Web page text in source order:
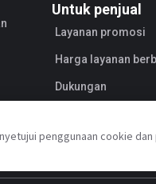
Untuk penjual
Layanan promosi
Harga layanan
Dukungan
penggunaan cookie